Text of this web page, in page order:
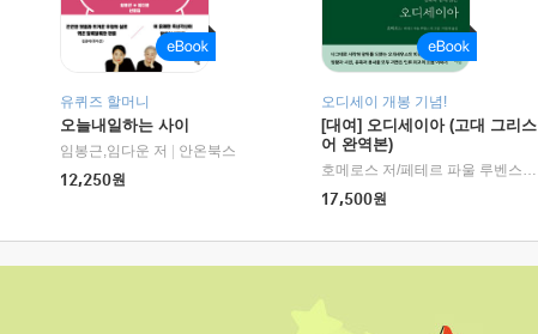
유퀴즈 할머니
오늘내일하는 사이
임봉근,임다운 저
안온북스
12,250원
오디세이 개봉 기념!
[대여] 오디세이아 (고대 그리스
어 완역본)
호메로스 저/페테르 파울 루벤스 그림/박문재 역
17,500원